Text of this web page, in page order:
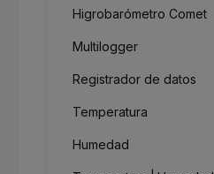
Higrobarómetro Comet
Multilogger
Registrador de datos
Temperatura
Humedad